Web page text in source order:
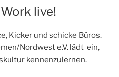
live!
Kicker und schicke Büros.
Nordwest e.V. lädt ein,
kennenzulernen.